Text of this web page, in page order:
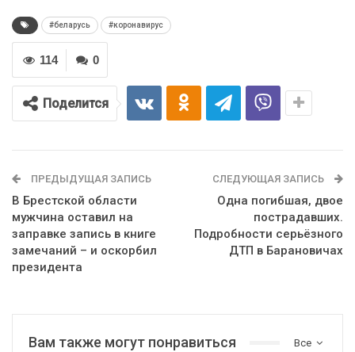
#беларусь #коронавирус
0
114
Поделится
ПРЕДЫДУЩАЯ ЗАПИСЬ
В Брестской области
мужчина оставил на
заправке запись в книге
замечаний – и оскорбил
президента
СЛЕДУЮЩАЯ ЗАПИСЬ
Одна погибшая, двое
пострадавших.
Подробности серьёзного
ДТП в Барановичах
Все
Вам также могут понравиться